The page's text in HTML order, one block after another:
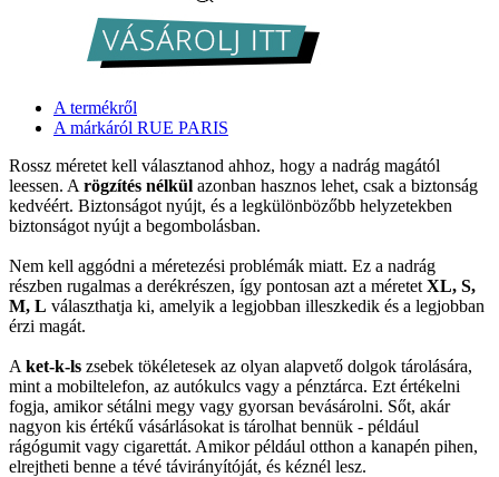
A termékről
A márkáról RUE PARIS
Rossz méretet kell választanod ahhoz, hogy a nadrág magától
leessen. A rögzítés nélkül azonban hasznos lehet, csak a biztonság
kedvéért. Biztonságot nyújt, és a legkülönbözőbb helyzetekben
biztonságot nyújt a begombolásban.
Nem kell aggódni a méretezési problémák miatt. Ez a nadrág
részben rugalmas a derékrészen, így pontosan azt a méretet XL, S,
M, L választhatja ki, amelyik a legjobban illeszkedik és a legjobban
érzi magát.
A ket-k-ls zsebek tökéletesek az olyan alapvető dolgok tárolására,
mint a mobiltelefon, az autókulcs vagy a pénztárca. Ezt értékelni
fogja, amikor sétálni megy vagy gyorsan bevásárolni. Sőt, akár
nagyon kis értékű vásárlásokat is tárolhat bennük - például
rágógumit vagy cigarettát. Amikor például otthon a kanapén pihen,
elrejtheti benne a tévé távirányítóját, és kéznél lesz.